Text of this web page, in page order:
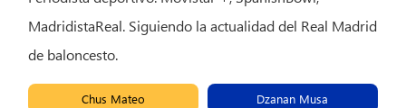
MadridistaReal. Siguiendo la actualidad del Real Madrid
de baloncesto.
Chus Mateo Dzanan Musa